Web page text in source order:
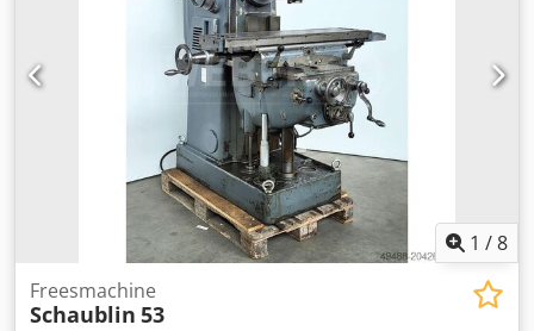
1 /8
Freesmachine
Schaublin 53